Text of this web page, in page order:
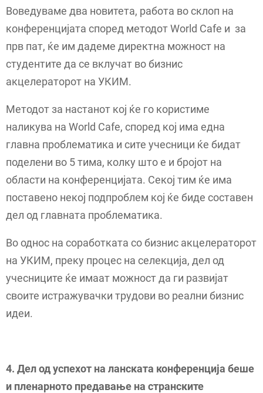
Воведуваме два новитета, работа во склоп на
конференцијата според методот World Cafе и за
прв пат, ќе им дадеме директна можност на
студентите да се вклучат во бизнис
акцелераторот на УКИМ.
Методот за настанот кој ќе го користиме
наликува на World Cafe, според кој има една
главна проблематика и сите учесници ќе бидат
поделени во 5 тима, колку што е и бројот на
области на конференцијата. Секој тим ќе има
поставено некој подпроблем кој ќе биде составен
дел од главната проблематика.
Во однос на соработката со бизнис акцелераторот
на УКИМ, преку процес на селекција, дел од
учесниците ќе имаат можност да ги развијат
своите истражувачки трудови во реални бизнис
идеи.
4. Дел од успехот на ланската конференција беше
и пленарното предавање на странските